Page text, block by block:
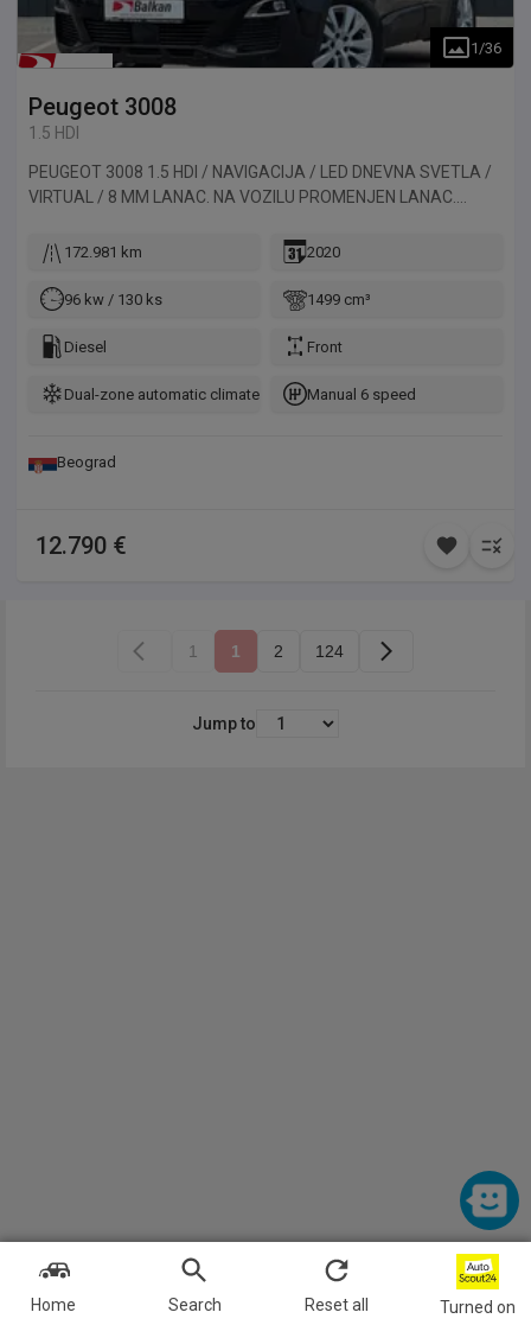
1 /36
Peugeot 3008
1.5 HDI
PEUGEOT 3008 1.5 HDI / NAVIGACIJA / LED DNEVNA SVETLA /
VIRTUAL / 8 MM LANAC. NA VOZILU PROMENJEN LANAC.
(GARANCIJA). Vozilo uvezeno iz Francuske.
172.981 km 2020
96 kw / 130 ks 1499 cm³
Diesel Front
Dual-zone automatic climate controlManual 6 speed
Beograd
12.790 €
1 1 2 124
Jump to
Home Search Reset all Turned on